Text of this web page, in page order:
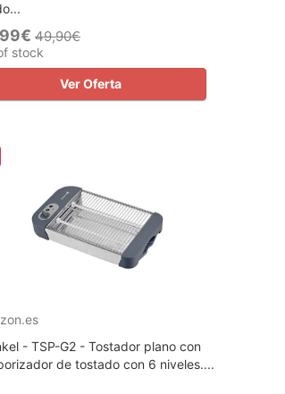
49,90€
stock
Ver Oferta
- TSP-G2 - Tostador plano con
de tostado con 6 niveles....